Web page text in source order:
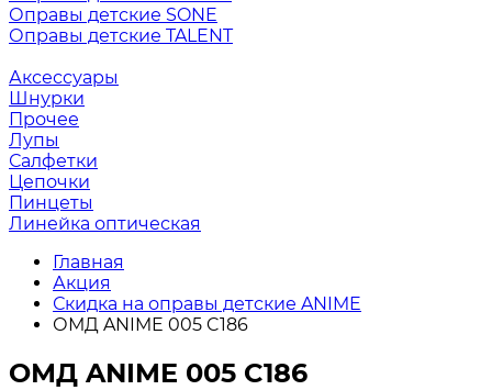
Оправы детские SONE
Оправы детские TALENT
Аксессуары
Шнурки
Прочее
Лупы
Салфетки
Цепочки
Пинцеты
Линейка оптическая
Главная
Акция
Скидка на оправы детские ANIME
ОМД ANIME 005 C186
ОМД ANIME 005 C186